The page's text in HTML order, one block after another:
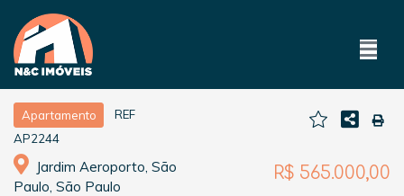
Apartamento
REF
AP2244
Jardim Aeroporto, São
Paulo, São Paulo
R$ 565.000,00